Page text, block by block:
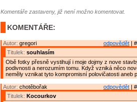
Komentáře zastaveny, již není možno komentovat.
KOMENTÁŘE:
odpovědět |
Autor: gregori
Titulek: souhlasím
Obě fotky přesně vystihují i moje dojmy z nove
podivnosti a nerozumím tomu. Když vzniká něco
neměly vznikat tyto kompromisní polovičatosti aneb
odpovědět |
Autor: chotěbořak
Titulek: Kocourkov